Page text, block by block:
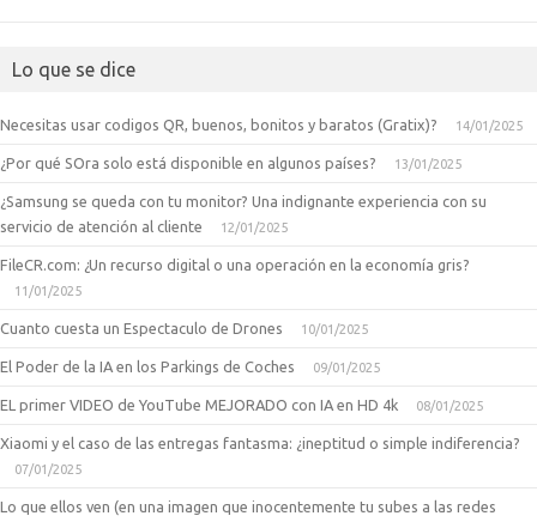
Lo que se dice
Necesitas usar codigos QR, buenos, bonitos y baratos (Gratix)? 14/01/2025
¿Por qué SOra solo está disponible en algunos países? 13/01/2025
¿Samsung se queda con tu monitor? Una indignante experiencia con su
servicio de atención al cliente
12/01/2025
FileCR.com: ¿Un recurso digital o una operación en la economía gris?
11/01/2025
Cuanto cuesta un Espectaculo de Drones 10/01/2025
El Poder de la IA en los Parkings de Coches 09/01/2025
EL primer VIDEO de YouTube MEJORADO con IA en HD 4k 08/01/2025
Xiaomi y el caso de las entregas fantasma: ¿ineptitud o simple indiferencia?
07/01/2025
Lo que ellos ven (en una imagen que inocentemente tu subes a las redes